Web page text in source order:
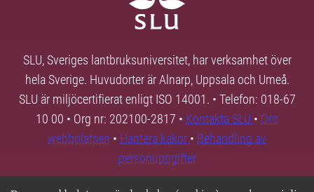
SLU, Sveriges lantbruksuniversitet, har verksamhet över
hela Sverige. Huvudorter är Alnarp, Uppsala och Umeå.
SLU är miljöcertifierat enligt ISO 14001. • Telefon: 018-67
10 00 • Org nr: 202100-2817 • Kontakta SLU • Om
webbplatsen • Hantera kakor • Behandling av
personuppgifter